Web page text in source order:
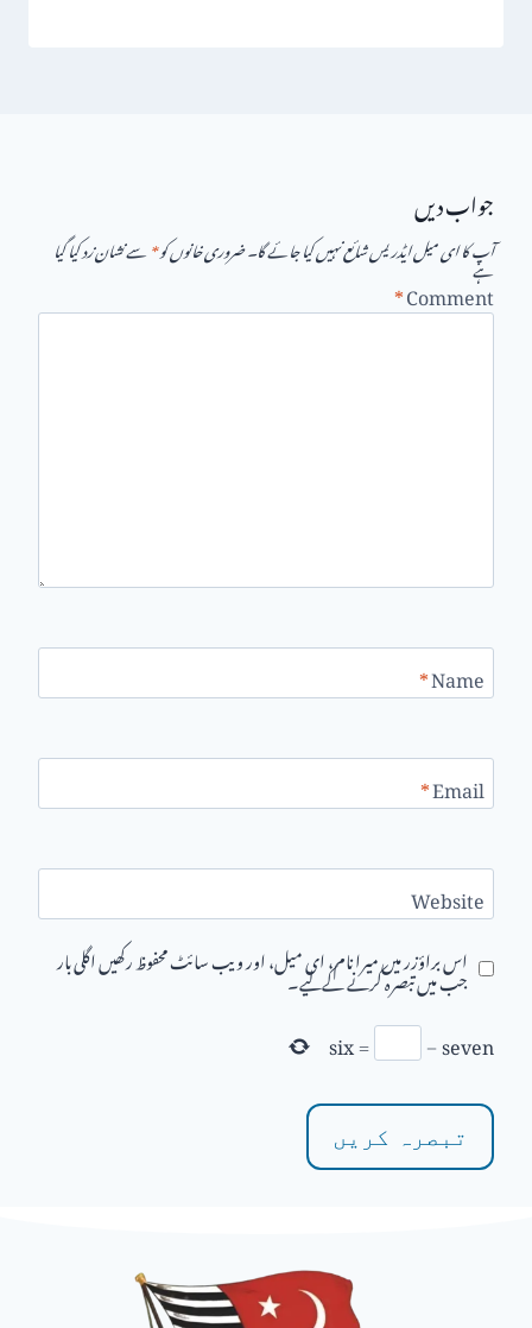
جواب دیں
آپ کا ای میل ایڈریس شائع نہیں کیا جائے گا۔ضروری خانوں کو*سے نشان زد کیا گیا ہے
Comment
*
Name
*
Email
*
Website
اس براؤزر میں میرا نام، ای میل، اور ویب سائٹ محفوظ رکھیں اگلی بار
جب میں تبصرہ کرنے کےلیے۔
seven
−
=
six